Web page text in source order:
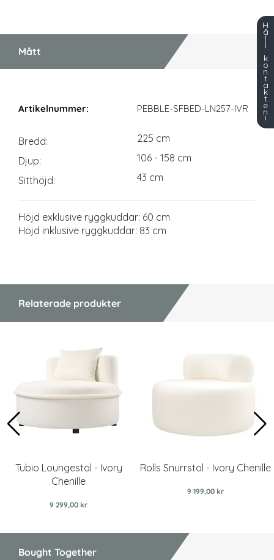
Mått
PEBBLE-SFBED-LN257-IVR
Bredd
225 cm
Djup
106 - 158 cm
Sitthöjd
43 cm
Höjd exklusive ryggkuddar: 60 cm
Höjd inklusive ryggkuddar: 83 cm
Relaterade produkter
Tubio Loungestol - Ivory
Chenille
9 299,00 kr
Rolls Snurrstol - Ivory Chenille
9 199,00 kr
Bought Together
H
å
l
l
k
o
n
t
a
k
t
e
n
!